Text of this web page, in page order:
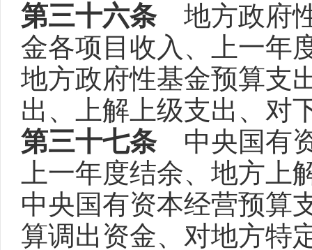
第三十六条地方政府性
金各项目收入、上一年
地方政府性基金预算支
出、上解上级支出、对
第三十七条中央国有资
上一年度结余、地方上
中央国有资本经营预算
算调出资金、对地方特